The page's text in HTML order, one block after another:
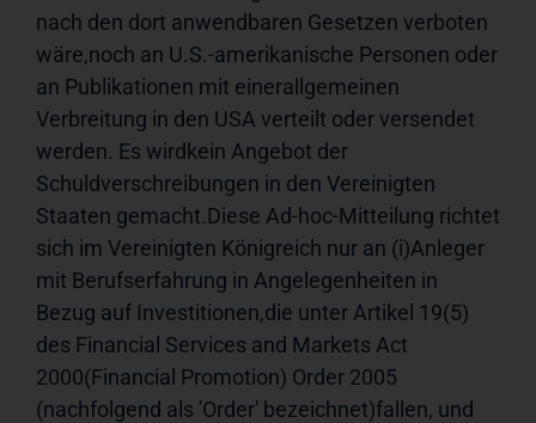
nach den dort anwendbaren Gesetzen verboten
wäre,noch an U.S.-amerikanische Personen oder
an Publikationen mit einerallgemeinen
Verbreitung in den USA verteilt oder versendet
werden. Es wirdkein Angebot der
Schuldverschreibungen in den Vereinigten
Staaten gemacht.Diese Ad-hoc-Mitteilung richtet
sich im Vereinigten Königreich nur an (i)Anleger
mit Berufserfahrung in Angelegenheiten in
Bezug auf Investitionen,die unter Artikel 19(5)
des Financial Services and Markets Act
2000(Financial Promotion) Order 2005
(nachfolgend als 'Order' bezeichnet)fallen, und